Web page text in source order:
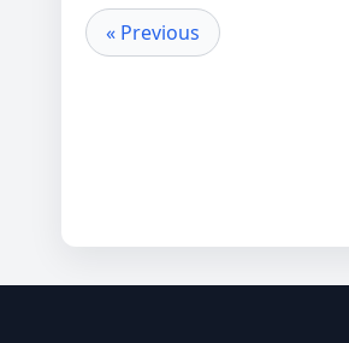
« Previous